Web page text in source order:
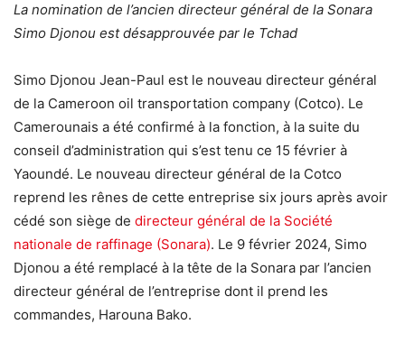
La nomination de l’ancien directeur général de la Sonara
Simo Djonou est désapprouvée par le Tchad
Simo Djonou Jean-Paul est le nouveau directeur général
de la Cameroon oil transportation company (Cotco). Le
Camerounais a été confirmé à la fonction, à la suite du
conseil d’administration qui s’est tenu ce 15 février à
Yaoundé. Le nouveau directeur général de la Cotco
reprend les rênes de cette entreprise six jours après avoir
cédé son siège de directeur général de la Société
nationale de raffinage (Sonara). Le 9 février 2024, Simo
Djonou a été remplacé à la tête de la Sonara par l’ancien
directeur général de l’entreprise dont il prend les
commandes, Harouna Bako.